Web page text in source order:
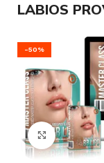
LABIOS
-50%
Click